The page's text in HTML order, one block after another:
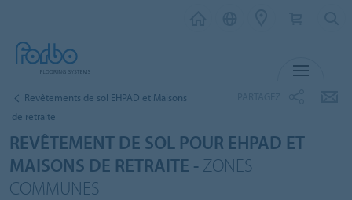
Revêtements de sol EHPAD et Maisons
de retraite
REVÊTEMENT DE SOL POUR EHPAD ET
MAISONS DE RETRAITE - ZONES
COMMUNES